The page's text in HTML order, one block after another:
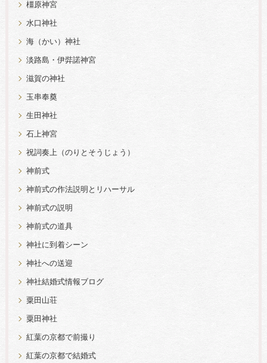
橿原神宮
水口神社
海（かい）神社
淡路島・伊弉諾神宮
滋賀の神社
玉串奉奠
生田神社
石上神宮
祝詞奏上（のりとそうじょう）
神前式
神前式の作法説明とリハーサル
神前式の説明
神前式の道具
神社に到着シーン
神社への送迎
神社結婚式情報ブログ
粟田山荘
粟田神社
紅葉の京都で前撮り
紅葉の京都で結婚式